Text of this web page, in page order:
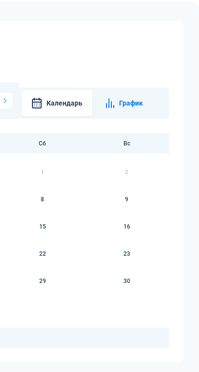
Календарь График
Сб Вс
1 2
8 9
15 16
22 23
29 30